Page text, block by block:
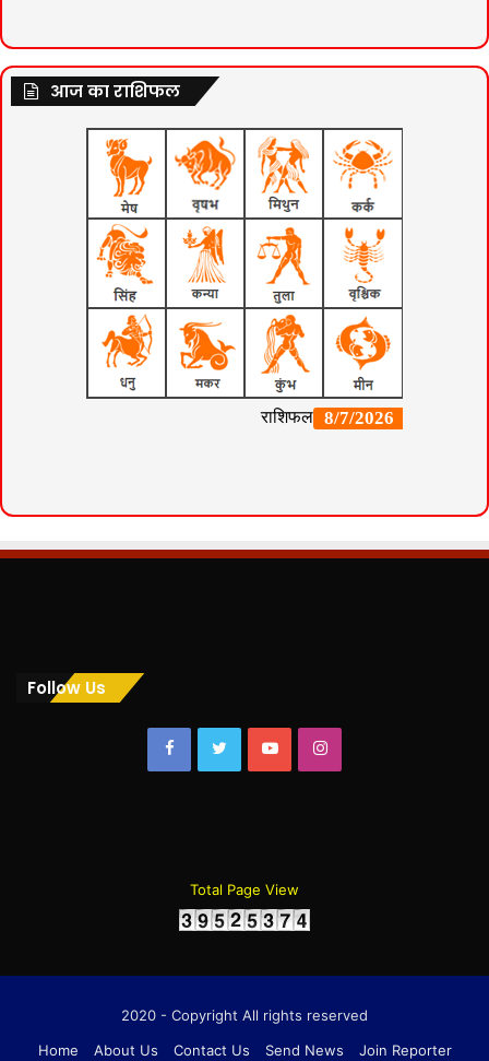
आज का राशिफल
Follow Us
FacebookTwitterYouTubeInstagram
Total Page View
2020 - Copyright All rights reserved
Home
About Us Contact Us Send News Join Reporter